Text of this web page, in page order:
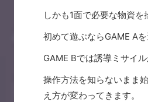
しかも1面で必要な物資
初めて遊ぶならGAME Aを
GAME Bでは誘導ミサイ
操作方法を知らないまま
え方が変わってきます。